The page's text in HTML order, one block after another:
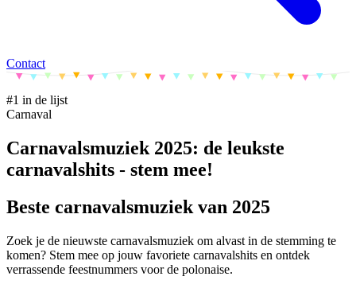
Contact
#1 in de lijst
Carnaval
Carnavalsmuziek 2025: de leukste
carnavalshits - stem mee!
Beste carnavalsmuziek van 2025
Zoek je de nieuwste carnavalsmuziek om alvast in de stemming te
komen? Stem mee op jouw favoriete carnavalshits en ontdek
verrassende feestnummers voor de polonaise.